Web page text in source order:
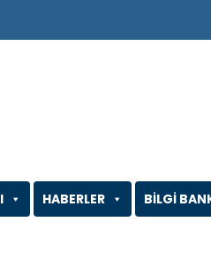
HABERLER
BİLGİ